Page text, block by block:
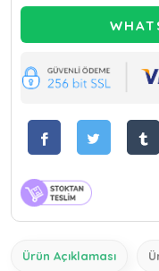
Ürün Açıklaması